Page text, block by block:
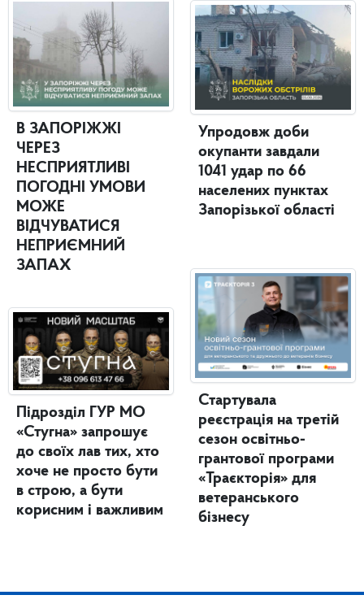
В ЗАПОРІЖЖІ
ЧЕРЕЗ
НЕСПРИЯТЛИВІ
ПОГОДНІ УМОВИ
МОЖЕ
ВІДЧУВАТИСЯ
НЕПРИЄМНИЙ
ЗАПАХ
Підрозділ ГУР МО
«Стугна» запрошує
до своїх лав тих, хто
хоче не просто бути
в строю, а бути
корисним і важливим
Упродовж доби
окупанти завдали
1041 удар по 66
населених пунктах
Запорізької області
Стартувала
реєстрація на третій
сезон освітньо-
грантової програми
«Траєкторія» для
ветеранського
бізнесу